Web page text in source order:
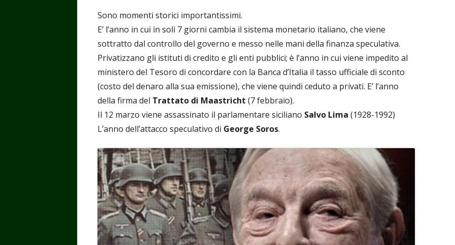
Sono momenti storici importantissimi.
E’ l’anno in cui in soli 7 giorni cambia il sistema monetario italiano, che viene
sottratto dal controllo del governo e messo nelle mani della finanza speculativa.
Privatizzano gli istituti di credito e gli enti pubblici; è l’anno in cui viene impedito al
ministero del Tesoro di concordare con la Banca d’Italia il tasso ufficiale di sconto
(costo del denaro alla sua emissione), che viene quindi ceduto a privati. E’ l’anno
della firma del Trattato di Maastricht (7 febbraio).
Il 12 marzo viene assassinato il parlamentare siciliano Salvo Lima (1928-1992)
L’anno dell’attacco speculativo di George Soros.